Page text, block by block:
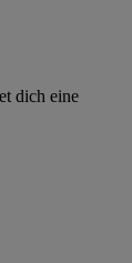
dich eine